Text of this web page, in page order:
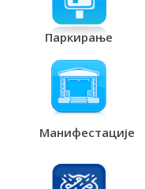
Паркирање
Манифестације